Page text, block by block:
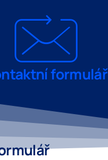
formulář